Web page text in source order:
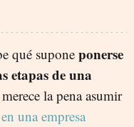
qué supone ponerse
etapas de una
la pena asumir
una empresa